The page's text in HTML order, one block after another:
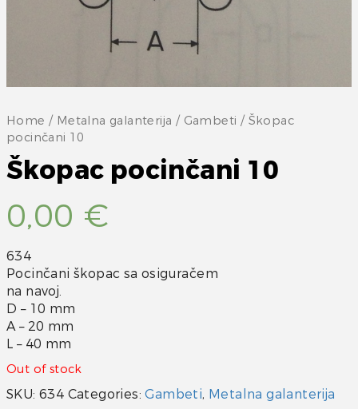
Home / Metalna galanterija / Gambeti / Škopac
pocinčani 10
Škopac pocinčani 10
0,00 €
634
Pocinčani škopac sa osiguračem
na navoj.
D – 10 mm
A – 20 mm
L – 40 mm
Out of stock
SKU: 634 Categories:Gambeti, Metalna galanterija